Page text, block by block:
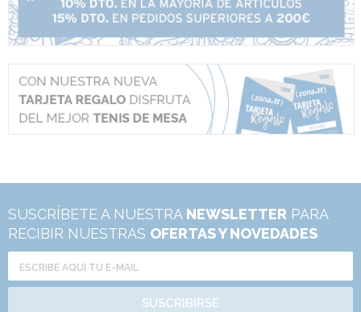
SUSCRÍBETE A NUESTRA NEWSLETTER PARA
RECIBIR NUESTRAS OFERTAS Y NOVEDADES
SUSCRIBIRSE